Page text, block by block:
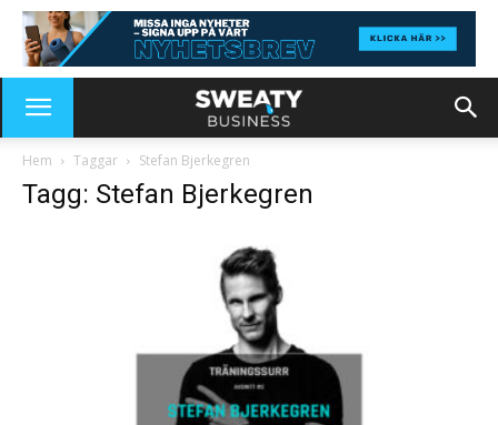
Hem Taggar Stefan Bjerkegren
Tagg: Stefan Bjerkegren